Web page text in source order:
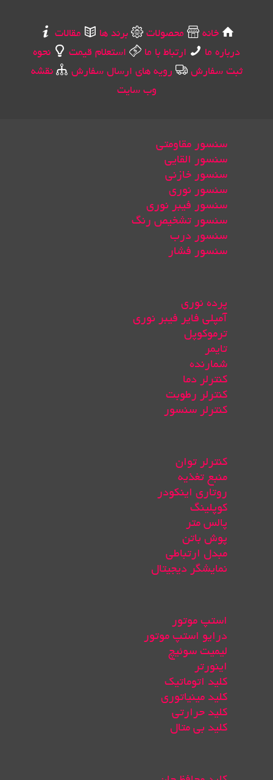
خانه محصولات برند ها
مقالات
درباره ما
ارتباط با ما استعلام قیمت
نحوه
ثبت سفارش
رویه های ارسال سفارش
نقشه
وب سایت
سنسور مقاومتی
سنسور القایی
سنسور خازنی
سنسور نوری
سنسور فیبر نوری
سنسور تشخیص رنگ
سنسور درب
سنسور فشار
پرده نوری
آمپلی فایر فیبر نوری
ترموکوپل
تایمر
شمارنده
کنترلر دما
کنترلر رطوبت
کنترلر سنسور
کنترلر توان
منبع تغذیه
روتاری اینکودر
کوپلینگ
پالس متر
پوش باتن
مبدل ارتباطی
نمایشگر دیجیتال
استپ موتور
درایو استپ موتور
لیمیت سوئیچ
اینورتر
کلید اتوماتیک
کلید مینیاتوری
کلید حرارتی
کلید بی متال